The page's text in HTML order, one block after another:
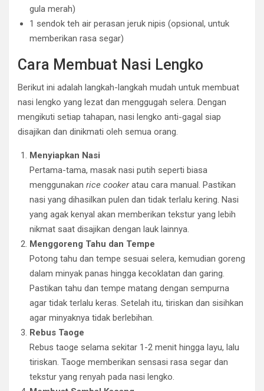
gula merah)
1 sendok teh air perasan jeruk nipis (opsional, untuk
memberikan rasa segar)
Cara Membuat Nasi Lengko
Berikut ini adalah langkah-langkah mudah untuk membuat
nasi lengko yang lezat dan menggugah selera. Dengan
mengikuti setiap tahapan, nasi lengko anti-gagal siap
disajikan dan dinikmati oleh semua orang.
Menyiapkan Nasi
Pertama-tama, masak nasi putih seperti biasa
menggunakan rice cookeratau cara manual. Pastikan
nasi yang dihasilkan pulen dan tidak terlalu kering. Nasi
yang agak kenyal akan memberikan tekstur yang lebih
nikmat saat disajikan dengan lauk lainnya.
Menggoreng Tahu dan Tempe
Potong tahu dan tempe sesuai selera, kemudian goreng
dalam minyak panas hingga kecoklatan dan garing.
Pastikan tahu dan tempe matang dengan sempurna
agar tidak terlalu keras. Setelah itu, tiriskan dan sisihkan
agar minyaknya tidak berlebihan.
Rebus Taoge
Rebus taoge selama sekitar 1-2 menit hingga layu, lalu
tiriskan. Taoge memberikan sensasi rasa segar dan
tekstur yang renyah pada nasi lengko.